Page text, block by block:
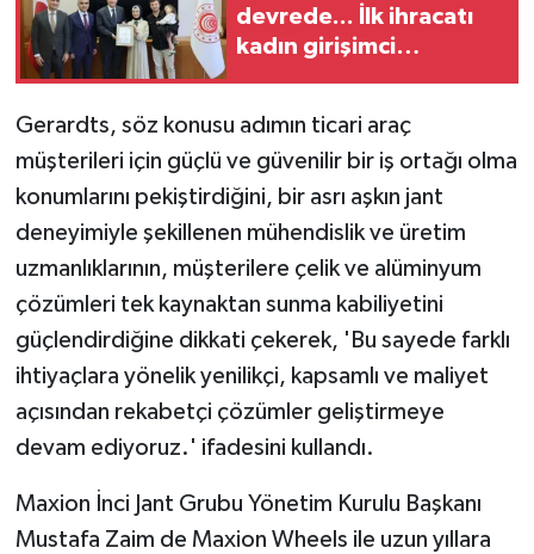
devrede... İlk ihracatı
kadın girişimci
Gerardts, söz konusu adımın ticari araç
müşterileri için güçlü ve güvenilir bir iş ortağı olma
konumlarını pekiştirdiğini, bir asrı aşkın jant
deneyimiyle şekillenen mühendislik ve üretim
uzmanlıklarının, müşterilere çelik ve alüminyum
çözümleri tek kaynaktan sunma kabiliyetini
güçlendirdiğine dikkati çekerek, 'Bu sayede farklı
ihtiyaçlara yönelik yenilikçi, kapsamlı ve maliyet
açısından rekabetçi çözümler geliştirmeye
devam ediyoruz.' ifadesini kullandı.
Maxion İnci Jant Grubu Yönetim Kurulu Başkanı
Mustafa Zaim de Maxion Wheels ile uzun yıllara